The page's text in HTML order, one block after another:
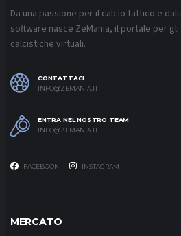
Da una passione per il calcio tattico e
software nasce ZeMania, il portale per gli
calcistiche virtuali.
CONTATTACI
INFO@ZEMANIA.IT
ENTRA NEL NOSTRO TEAM
INFO@ZEMANIA.IT
FACEBOOK INSTAGRAM
MERCATO